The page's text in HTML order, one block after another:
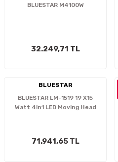
BLUESTAR M4100W
32.249,71 TL
BLUESTAR
BLUESTAR LM-1519 19 X15
Watt 4in1 LED Moving Head
71.941,65 TL